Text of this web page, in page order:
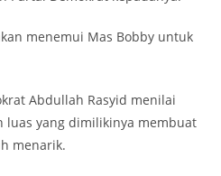
menemui Mas Bobby untuk
Abdullah Rasyid menilai
luas yang dimilikinya membuat
menarik.